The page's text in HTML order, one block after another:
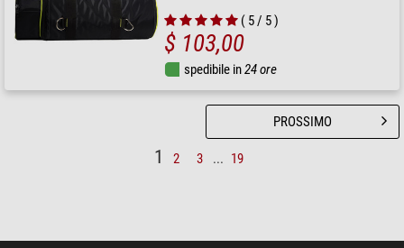
( 5 / 5 )
$ 103,00
spedibile in24 ore
1 2 3 ... 19
PROSSIMO